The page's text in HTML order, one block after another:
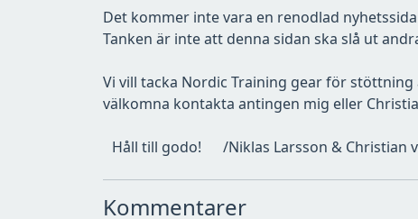
Det kommer inte vara en renodlad
Tanken är inte att denna sidan ska slå ut
Vi vill tacka Nordic Training gear för
välkomna kontakta antingen mig eller
Håll till godo! /Niklas Larsson & Christian
Kommentarer